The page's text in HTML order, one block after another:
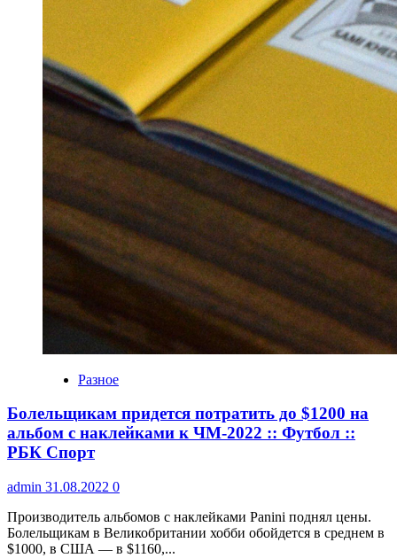
Разное
Болельщикам придется потратить до $1200 на
альбом с наклейками к ЧМ-2022 :: Футбол ::
РБК Спорт
admin 31.08.2022 0
Производитель альбомов с наклейками Panini поднял цены.
Болельщикам в Великобритании хобби обойдется в среднем в
$1000, в США — в $1160,...